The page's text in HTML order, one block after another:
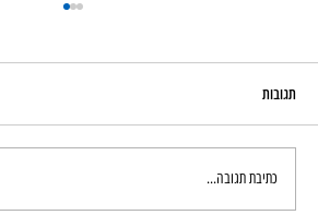
תגובות
כתיבת תגובה...